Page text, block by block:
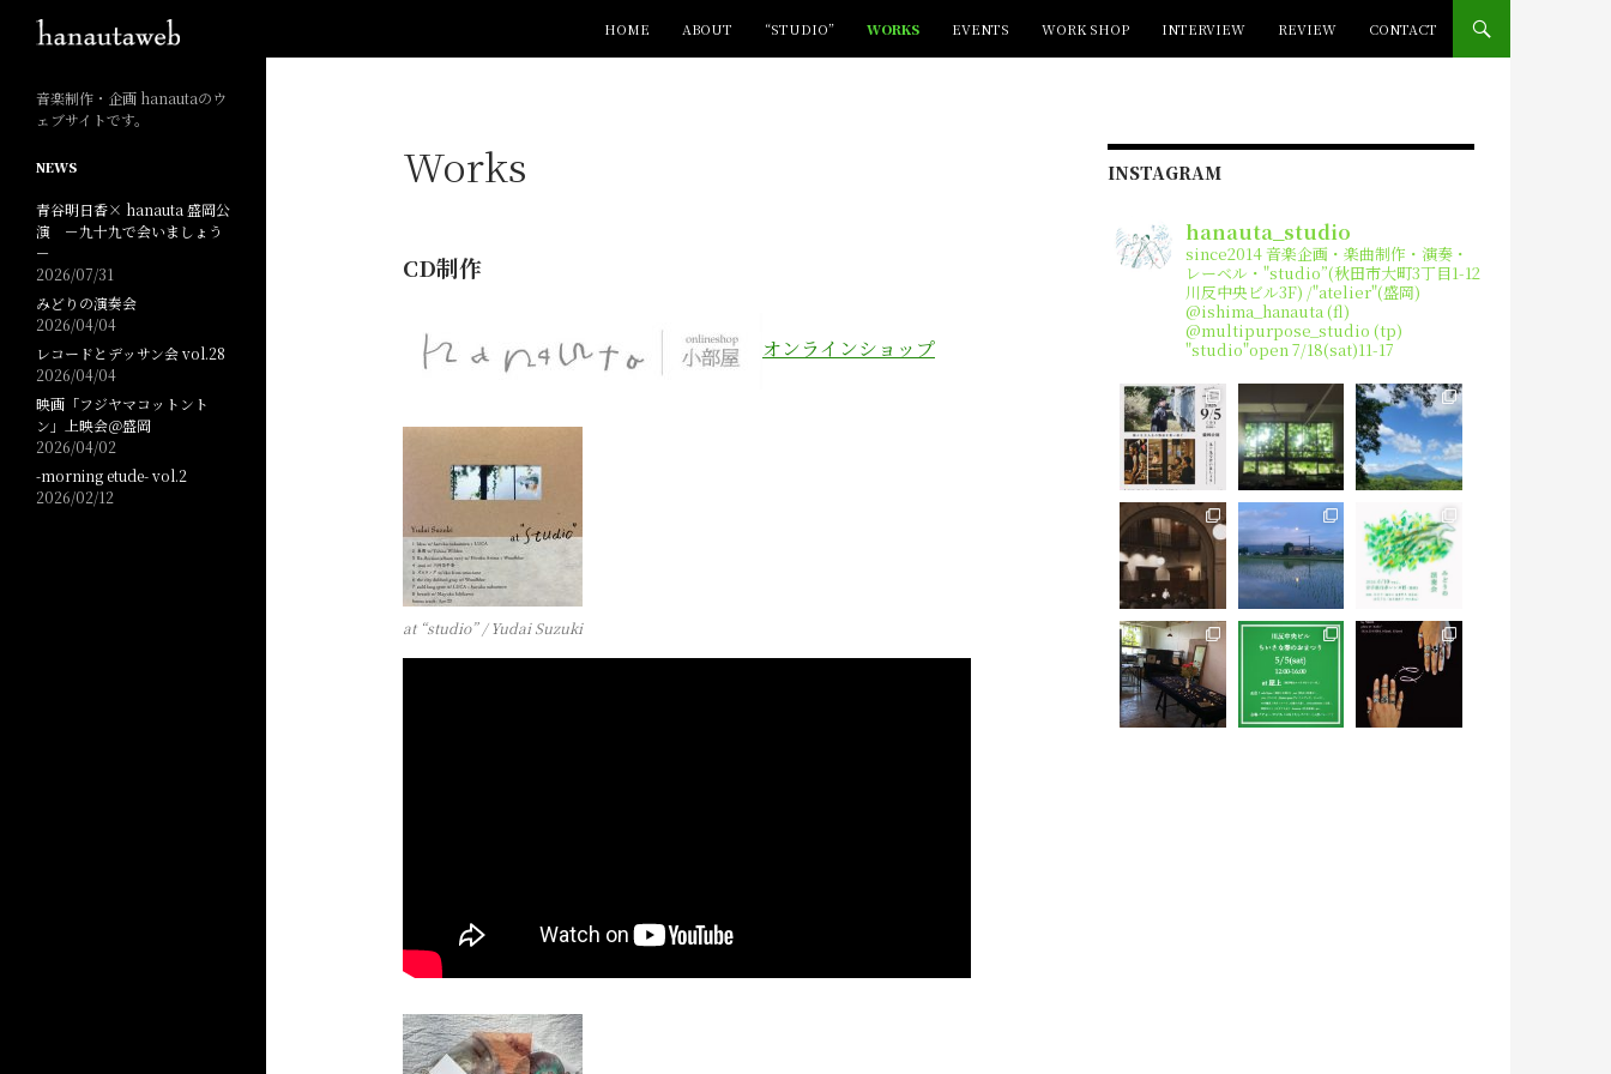
検索
HOME
ABOUT “STUDIO” WORKS EVENTS WORK SHOP INTERVIEW REVIEW CONTACT
Works
CD制作
オンラインショップ
at “studio” / Yudai Suzuki
INSTAGRAM
hanauta_studio
since2014音楽企画・楽曲制作・演奏・
レーベル・"studio”(秋田市大町3丁目1-12
川反中央ビル3F) /"atelier"(盛岡)
@ishima_hanauta (fl)
@multipurpose_studio (tp)
"studio"open 7/18(sat)11-17
音楽制作・企画 hanautaのウ
ェブサイトです。
NEWS
青谷明日香× hanauta 盛岡公
演 －九十九で会いましょう
－
2026/07/31
みどりの演奏会
2026/04/04
レコードとデッサン会 vol.28
2026/04/04
映画「フジヤマコットント
ン」上映会＠盛岡
2026/04/02
-morning etude- vol.2
2026/02/12